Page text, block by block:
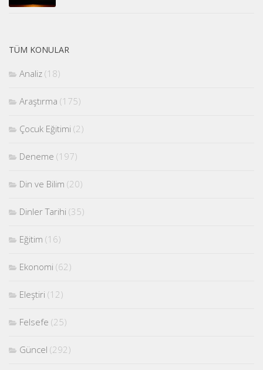
TÜM KONULAR
Analiz (18)
Araştırma (175)
Çocuk Eğitimi (2)
Deneme (197)
Din ve Bilim (20)
Dinler Tarihi (35)
Eğitim (16)
Ekonomi (62)
Eleştiri (12)
Felsefe (25)
Güncel (292)